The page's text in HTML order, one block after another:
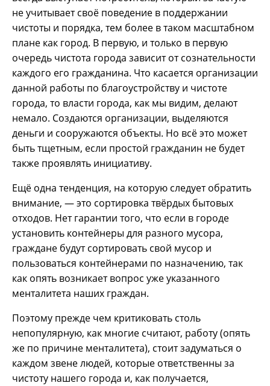
не учитывает своё поведение в поддержании
чистоты и порядка, тем более в таком масштабном
плане как город. В первую, и только в первую
очередь чистота города зависит от сознательности
каждого его гражданина. Что касается организации
данной работы по благоустройству и чистоте
города, то власти города, как мы видим, делают
немало. Создаются организации, выделяются
деньги и сооружаются объекты. Но всё это может
быть тщетным, если простой гражданин не будет
также проявлять инициативу.
Ещё одна тенденция, на которую следует обратить
внимание, — это сортировка твёрдых бытовых
отходов. Нет гарантии того, что если в городе
установить контейнеры для разного мусора,
граждане будут сортировать свой мусор и
пользоваться контейнерами по назначению, так
как опять возникает вопрос уже указанного
менталитета наших граждан.
Поэтому прежде чем критиковать столь
непопулярную, как многие считают, работу (опять
же по причине менталитета), стоит задуматься о
каждом звене людей, которые ответственны за
чистоту нашего города и, как получается,